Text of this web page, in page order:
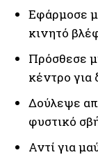
Εφάρμοσε
κινητό
Πρόσθεσε
κέντρο για
Δούλεψε
φυστικό
Αντί για